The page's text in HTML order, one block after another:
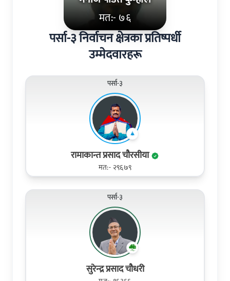
मत:- ७६
पर्सा-३ निर्वाचन क्षेत्रका प्रतिष्पर्धी
उम्मेदवारहरू
पर्सा-३
रामाकान्त प्रसाद चौरसीया
मत:- २९६७९
पर्सा-३
सुरेन्‍द्र प्रसाद चौधरी